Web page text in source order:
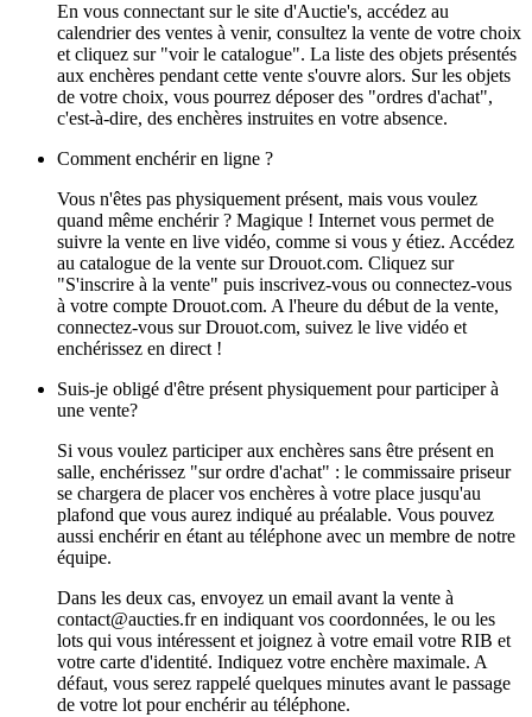
En vous connectant sur le site d'Auctie's, accédez au
calendrier des ventes à venir, consultez la vente de votre choix
et cliquez sur "voir le catalogue". La liste des objets présentés
aux enchères pendant cette vente s'ouvre alors. Sur les objets
de votre choix, vous pourrez déposer des "ordres d'achat",
c'est-à-dire, des enchères instruites en votre absence.
Comment enchérir en ligne ?
Vous n'êtes pas physiquement présent, mais vous voulez
quand même enchérir ? Magique ! Internet vous permet de
suivre la vente en live vidéo, comme si vous y étiez. Accédez
au catalogue de la vente sur Drouot.com. Cliquez sur
"S'inscrire à la vente" puis inscrivez-vous ou connectez-vous
à votre compte Drouot.com. A l'heure du début de la vente,
connectez-vous sur Drouot.com, suivez le live vidéo et
enchérissez en direct !
Suis-je obligé d'être présent physiquement pour participer à
une vente?
Si vous voulez participer aux enchères sans être présent en
salle, enchérissez "sur ordre d'achat" : le commissaire priseur
se chargera de placer vos enchères à votre place jusqu'au
plafond que vous aurez indiqué au préalable. Vous pouvez
aussi enchérir en étant au téléphone avec un membre de notre
équipe.
Dans les deux cas, envoyez un email avant la vente à
contact@aucties.fr en indiquant vos coordonnées, le ou les
lots qui vous intéressent et joignez à votre email votre RIB et
votre carte d'identité. Indiquez votre enchère maximale. A
défaut, vous serez rappelé quelques minutes avant le passage
de votre lot pour enchérir au téléphone.